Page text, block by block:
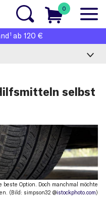
0
1 ab 120 €
selbst
Option. Doch manchmal möchte
(Bild: simpson32 @istockphoto.com)